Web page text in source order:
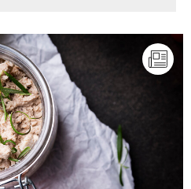
Odpowiedz